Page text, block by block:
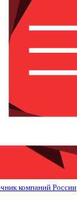
компаний России